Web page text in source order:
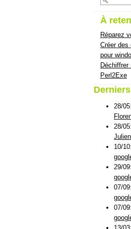
À
Réparez
Créer des
pour
Perl2Exe
28/05:
28/05:
10/10:
29/09:
07/09:
07/09: